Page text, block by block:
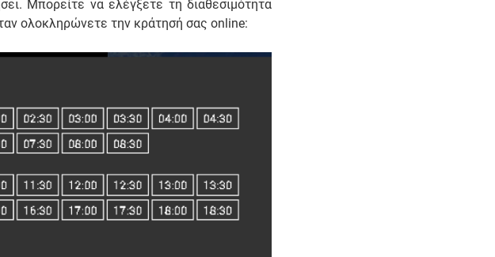
Μπορείτε να ελέγξετε τη διαθεσιμότητα
ολοκληρώνετε την κράτησή σας online: